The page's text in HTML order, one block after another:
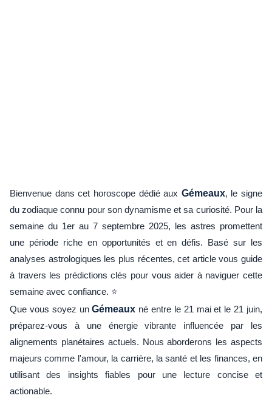
Bienvenue dans cet horoscope dédié aux Gémeaux, le signe
du zodiaque connu pour son dynamisme et sa curiosité. Pour la
semaine du 1er au 7 septembre 2025, les astres promettent
une période riche en opportunités et en défis. Basé sur les
analyses astrologiques les plus récentes, cet article vous guide
à travers les prédictions clés pour vous aider à naviguer cette
semaine avec confiance. ⭐
Que vous soyez unGémeaux né entre le 21 mai et le 21 juin,
préparez-vous à une énergie vibrante influencée par les
alignements planétaires actuels. Nous aborderons les aspects
majeurs comme l'amour, la carrière, la santé et les finances, en
utilisant des insights fiables pour une lecture concise et
actionable.